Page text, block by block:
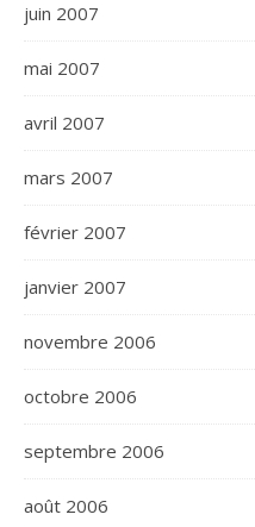
juin 2007
mai 2007
avril 2007
mars 2007
février 2007
janvier 2007
novembre 2006
octobre 2006
septembre 2006
août 2006